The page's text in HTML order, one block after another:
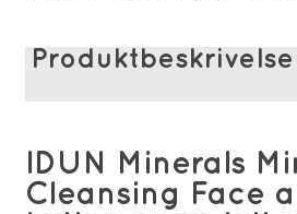
Produktbeskrivelse
IDUN Minerals
Cleansing Face